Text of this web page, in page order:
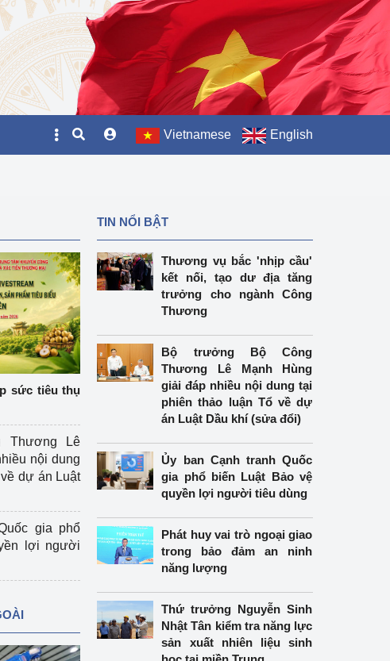
Vietnamese English
sức tiêu thụ
Thương Lê
nội dung
dự án Luật
gia phổ
lợi người
TIN NỔI BẬT
Thương vụ bắc 'nhịp cầu'
kết nối, tạo dư địa tăng
trưởng cho ngành Công
Thương
Bộ trưởng Bộ Công
Thương Lê Mạnh Hùng
giải đáp nhiều nội dung tại
phiên thảo luận Tổ về dự
án Luật Dầu khí (sửa đổi)
Ủy ban Cạnh tranh Quốc
gia phổ biến Luật Bảo vệ
quyền lợi người tiêu dùng
Phát huy vai trò ngoại giao
trong bảo đảm an ninh
năng lượng
Thứ trưởng Nguyễn Sinh
Nhật Tân kiểm tra năng lực
sản xuất nhiên liệu sinh